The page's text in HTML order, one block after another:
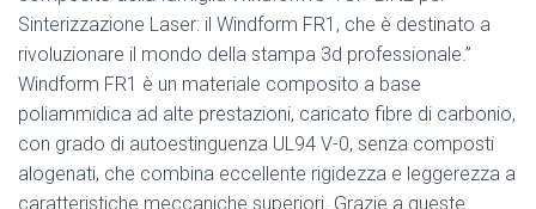
Sinterizzazione Laser: il Windform FR1, che è destinato a
rivoluzionare il mondo della stampa 3d professionale.”
Windform FR1 è un materiale composito a base
poliammidica ad alte prestazioni, caricato fibre di carbonio,
con grado di autoestinguenza UL94 V-0, senza composti
alogenati, che combina eccellente rigidezza e leggerezza a
caratteristiche meccaniche superiori. Grazie a queste